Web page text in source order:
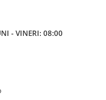
- VINERI: 08:00